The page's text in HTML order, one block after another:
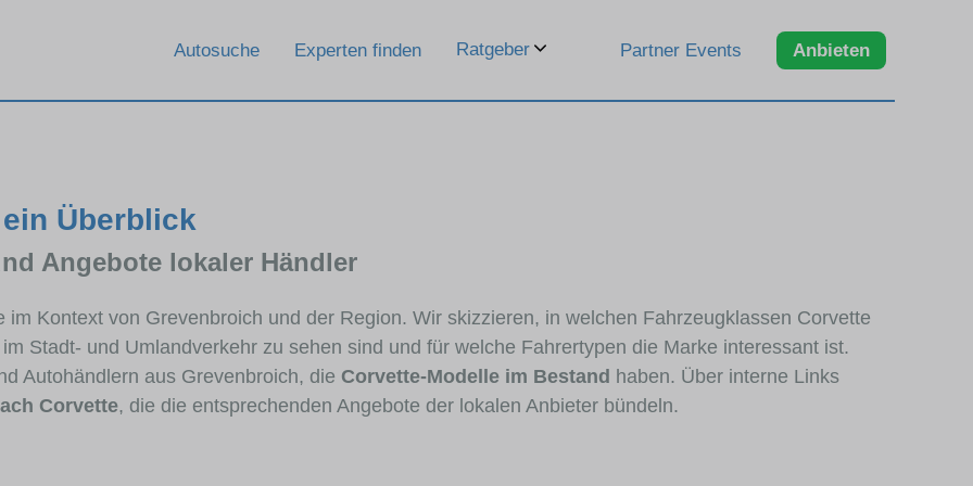
Autosuche Experten finden Ratgeber Partner Events Anbieten
Überblick
Angebote lokaler Händler
Kontext von Grevenbroich und der Region. Wir skizzieren, in welchen Fahrzeugklassen Corvette
Stadt- und Umlandverkehr zu sehen sind und für welche Fahrertypen die Marke interessant ist.
Autohändlern aus Grevenbroich, die Corvette-Modelle im Bestand haben. Über interne Links
Corvette, die die entsprechenden Angebote der lokalen Anbieter bündeln.